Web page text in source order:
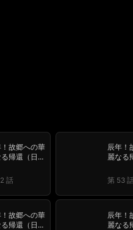
！故郷への華
帰還（日本
話
辰年！
麗なる
第 53
！故郷への華
帰還（日本
辰年！
麗なる